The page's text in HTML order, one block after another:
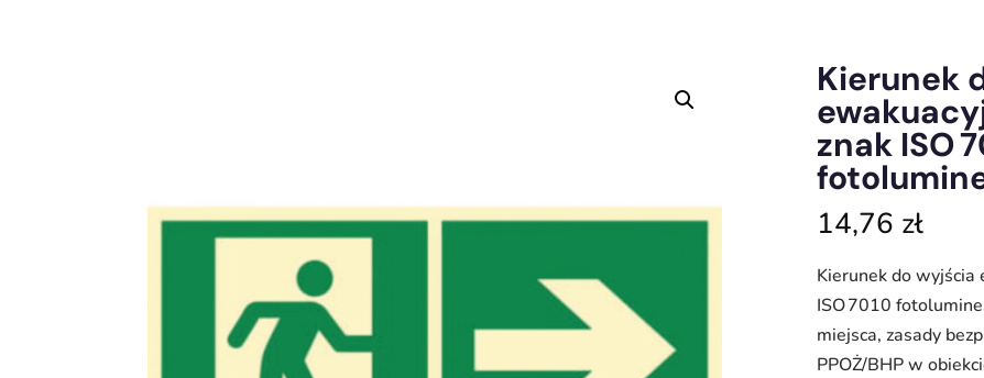
Kierunek
znak ISO
14,76 zł
Kierunek do wyjścia
ISO 7010
miejsca, zasady
PPOŻ/BHP w